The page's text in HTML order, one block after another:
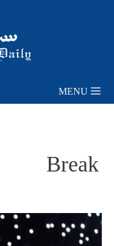
MENU
Break